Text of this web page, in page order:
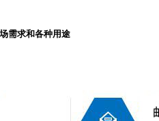
需求和各种用途